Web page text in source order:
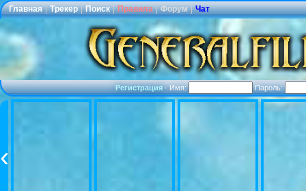
Главная | Трекер | Поиск | Правила | Форум | Чат
Регистрация·Имя: Пароль: